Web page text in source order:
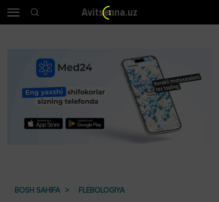
Avitsenna.uz
BOSH SAHIFA FLEBOLOGIYA